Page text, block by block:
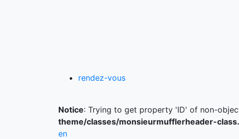
rendez-vous
Notice: Trying to get property 'ID' of non-
theme/classes/monsieurmufflerheader-
en